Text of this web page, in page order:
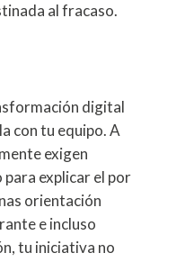
al fracaso.
digital
con tu equipo. A
exigen
explicar el por
orientación
e incluso
tu iniciativa no